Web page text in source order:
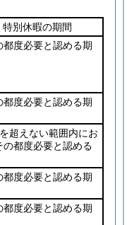
特別休暇の期間
都度必要と認める期
都度必要と認める期
超えない範囲内にお
の都度必要と認める
都度必要と認める期
都度必要と認める期